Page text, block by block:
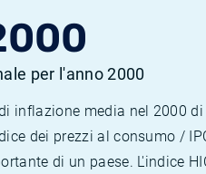
per l'anno 2000
inflazione media nel 2000
dei prezzi al consumo /
di un paese. L'indice